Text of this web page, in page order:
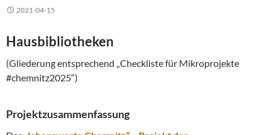
2021-04-15
Hausbibliotheken
(Gliederung entsprechend „Checkliste für Mikroprojekte
#chemnitz2025“)
Projektzusammenfassung